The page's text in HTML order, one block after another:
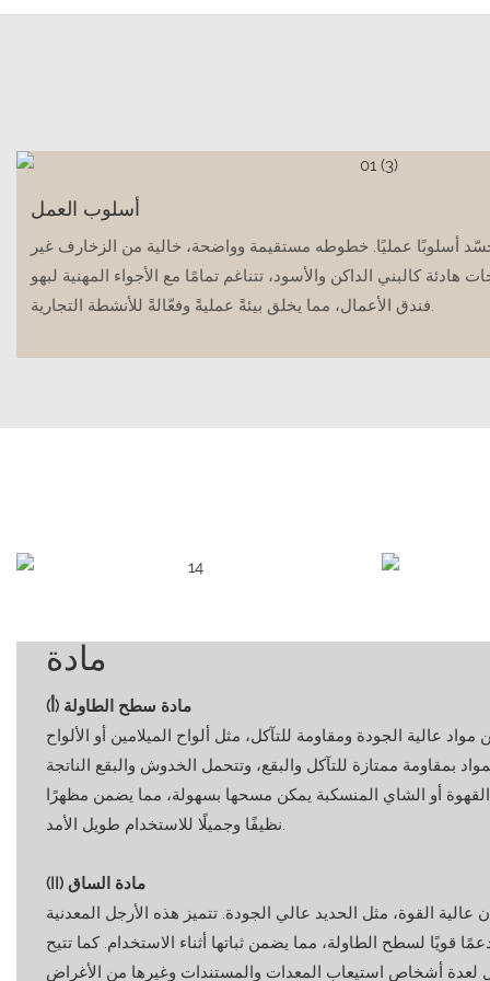
أسلوب العمل
أسلوبًا عمليًا. خطوطه مستقيمة وواضحة، خالية من الزخارف غير
هادئة كالبني الداكن والأسود، تتناغم تمامًا مع الأجواء المهنية لبهو
فندق الأعمال، مما يخلق بيئةً عمليةً وفعّالةً للأنشطة التجارية.
مادة
(أ) مادة سطح الطاولة
عالية الجودة ومقاومة للتآكل، مثل ألواح الميلامين أو الألواح
بمقاومة ممتازة للتآكل والبقع، وتتحمل الخدوش والبقع الناتجة
أو الشاي المنسكبة يمكن مسحها بسهولة، مما يضمن مظهرًا
نظيفًا وجميلًا للاستخدام طويل الأمد.
(II) مادة الساق
القوة، مثل الحديد عالي الجودة. تتميز هذه الأرجل المعدنية
قويًا لسطح الطاولة، مما يضمن ثباتها أثناء الاستخدام. كما تتيح
لعدة أشخاص استيعاب المعدات والمستندات وغيرها من الأغراض